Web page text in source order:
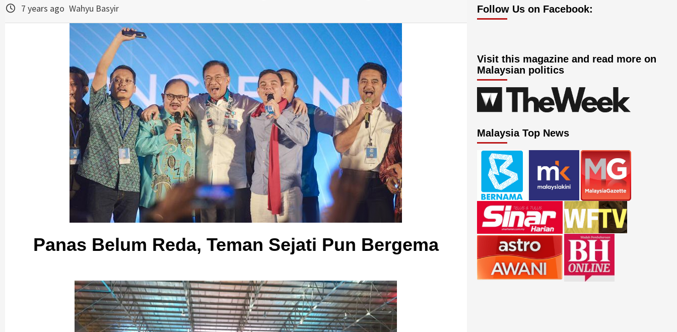
7 years ago Wahyu Basyir
Panas Belum Reda, Teman Sejati Pun Bergema
Follow Us on Facebook:
Visit this magazine and read more on
Malaysian politics
Malaysia Top News